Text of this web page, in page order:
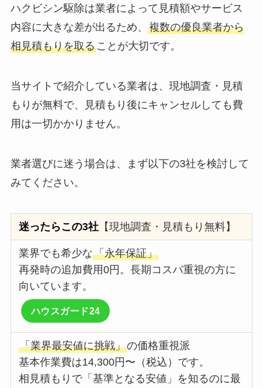
ハクビシン駆除は業者によって見積額やサービス
内容に大きな差が出るため、 複数の優良業者から
相見積もりを取ることが大切です。
当サイトで紹介している業者は、現地調査・見積
もりが無料で、見積もり後にキャンセルしても費
用は一切かかりません。
業者選びに迷う場合は、まず以下の3社を検討して
みてください。
迷ったらこの3社 【現地調査・見積もり無料】
業界でも希少な「永年保証」
再発時の追加費用0円。長期コスパ重視の方に
向いています。
ハウスガード24
「業界最安値に挑戦」の価格重視派
基本作業費は14,300円〜（税込）です。
相見積もりで「基準となる安値」を知るのに最